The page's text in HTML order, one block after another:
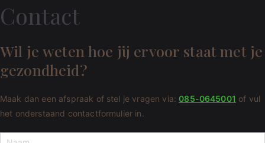
Contact
Wil je weten hoe jij ervoor staat met je
gezondheid?
Maak dan een afspraak of stel je vragen via:085-0645001 of vul
het onderstaand contactformulier in.